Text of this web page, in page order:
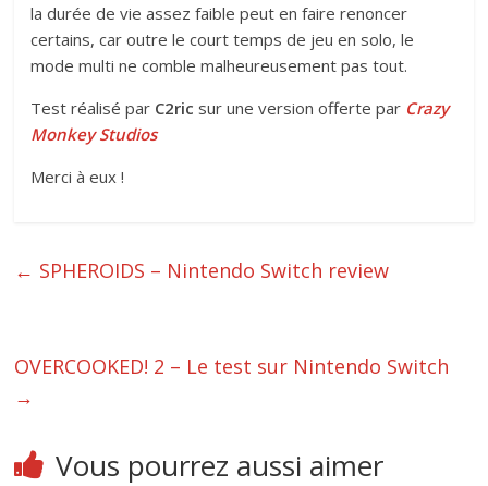
la durée de vie assez faible peut en faire renoncer
certains, car outre le court temps de jeu en solo, le
mode multi ne comble malheureusement pas tout.
Test réalisé par C2ric sur une version offerte par Crazy
Monkey Studios
Merci à eux !
← SPHEROIDS – Nintendo Switch review
OVERCOOKED! 2 – Le test sur Nintendo Switch
→
Vous pourrez aussi aimer